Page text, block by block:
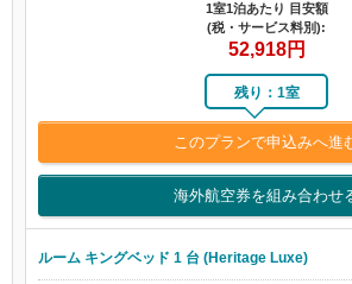
1室1泊あたり 目安額
(税・サービス料別):
52,918円
残り：1室
このプランで申込みへ進
海外航空券を組み合わせ
ルーム キングベッド 1 台 (Heritage Luxe)